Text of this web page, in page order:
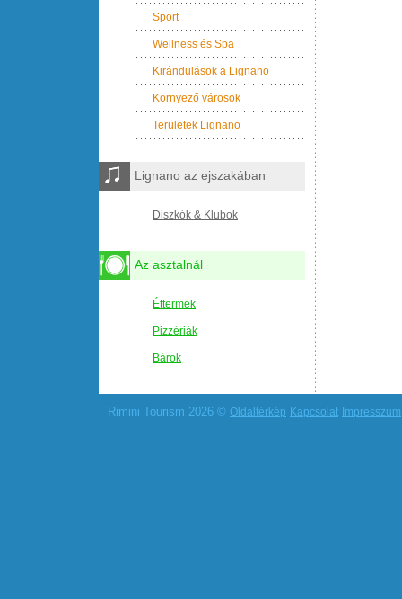
Sport
Wellness és Spa
Kirándulások a Lignano
Környező városok
Területek Lignano
Lignano az ejszakában
Diszkók & Klubok
Az asztalnál
Éttermek
Pizzériák
Bárok
Rimini Tourism 2026 © Oldaltérkép Kapcsolat Impresszum